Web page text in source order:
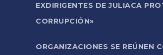
EXDIRIGENTES DE JULIACA
CORRUPCIÓN»
ORGANIZACIONES SE REÚNEN